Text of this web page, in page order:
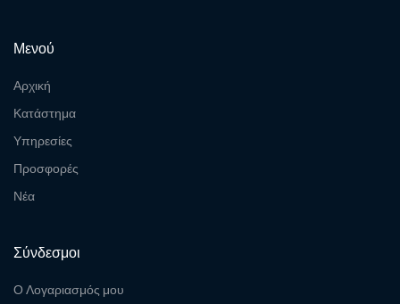
Μενού
Αρχική
Κατάστημα
Υπηρεσίες
Προσφορές
Νέα
Σύνδεσμοι
Ο Λογαριασμός μου